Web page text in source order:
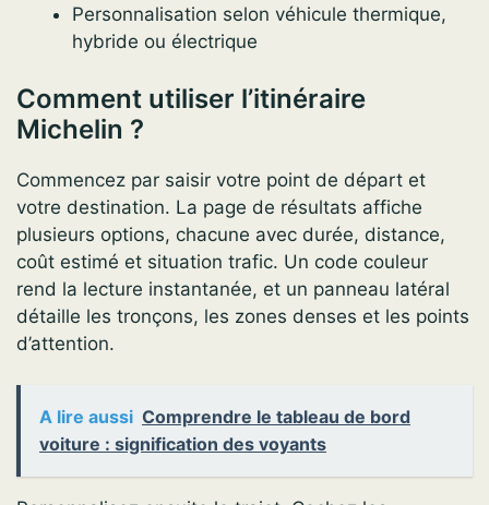
Personnalisation selon véhicule thermique,
hybride ou électrique
Comment utiliser l’itinéraire
Michelin ?
Commencez par saisir votre point de départ et
votre destination. La page de résultats affiche
plusieurs options, chacune avec durée, distance,
coût estimé et situation trafic. Un code couleur
rend la lecture instantanée, et un panneau latéral
détaille les tronçons, les zones denses et les points
d’attention.
A lire aussi Comprendre le tableau de bord
voiture : signification des voyants